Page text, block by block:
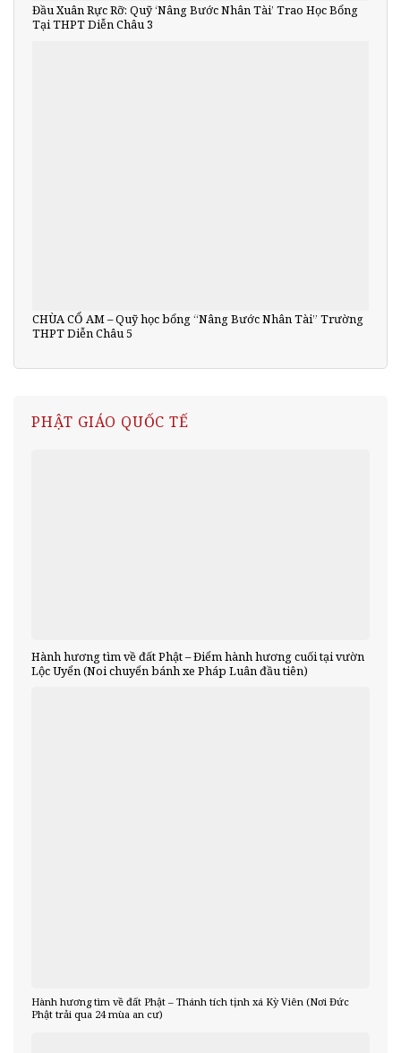
Đầu Xuân Rực Rỡ: Quỹ ‘Nâng Bước Nhân Tài’ Trao Học Bổng
Tại THPT Diễn Châu 3
CHÙA CỔ AM – Quỹ học bổng “Nâng Bước Nhân Tài” Trường
THPT Diễn Châu 5
PHẬT GIÁO QUỐC TẾ
Hành hương tìm về đất Phật – Điểm hành hương cuối tại vườn
Lộc Uyển (Noi chuyển bánh xe Pháp Luân đầu tiên)
Hành hương tìm về đất Phật – Thánh tích tịnh xá Kỳ Viên (Nơi Đức
Phật trải qua 24 mùa an cư)